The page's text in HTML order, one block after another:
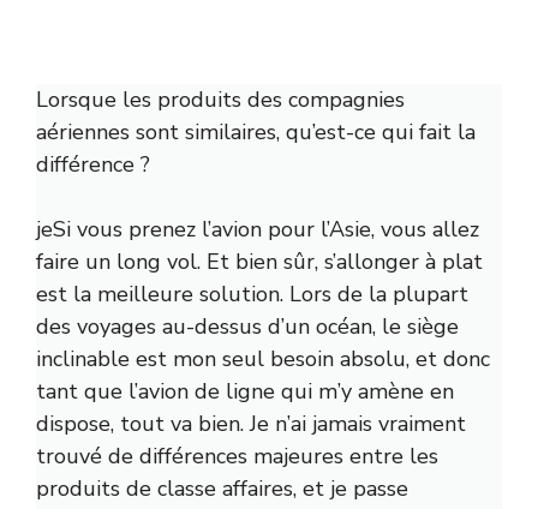
Lorsque les produits des compagnies
aériennes sont similaires, qu’est-ce qui fait la
différence ?
jeSi vous prenez l’avion pour l’Asie, vous allez
faire un long vol. Et bien sûr, s’allonger à plat
est la meilleure solution. Lors de la plupart
des voyages au-dessus d’un océan, le siège
inclinable est mon seul besoin absolu, et donc
tant que l’avion de ligne qui m’y amène en
dispose, tout va bien. Je n’ai jamais vraiment
trouvé de différences majeures entre les
produits de classe affaires, et je passe